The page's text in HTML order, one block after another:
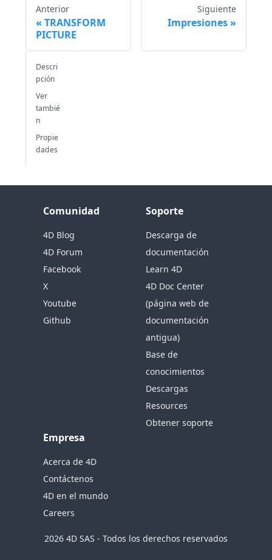
Anterior
TRANSFORM
PICTURE
Siguiente
Impresiones
Descri
pción
Ver
tambié
n
Propie
dades
Comunidad
4D Blog
4D Forum
Facebook
X
Youtube
Github
Soporte
Descarga de
documentación
Learn 4D
4D Doc Center
(página web de
documentación
antigua)
Base de
conocimientos
Descargas
Resources
Obtener soporte
Empresa
Acerca de 4D
Contáctenos
4D en el mundo
Careers
2026 4D SAS - Todos los derechos reservados